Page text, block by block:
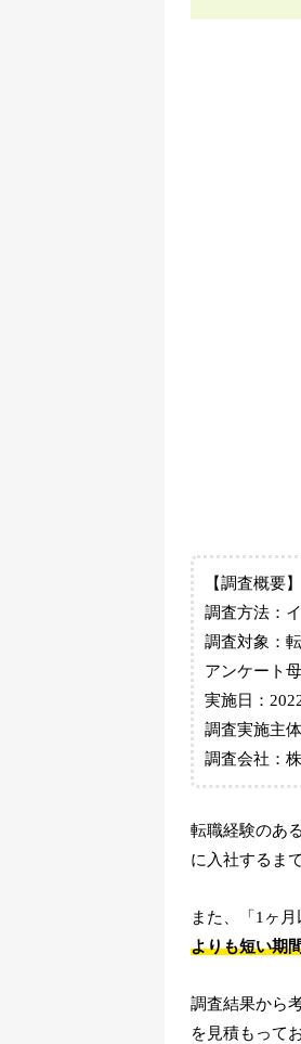
【調査概要】
調査方法：
調査対象：
アンケート
実施日：
調査実施主
調査会社：
転職経験のあ
に入社するま
また、「1ヶ
よりも短い期
調査結果から
を見積もって